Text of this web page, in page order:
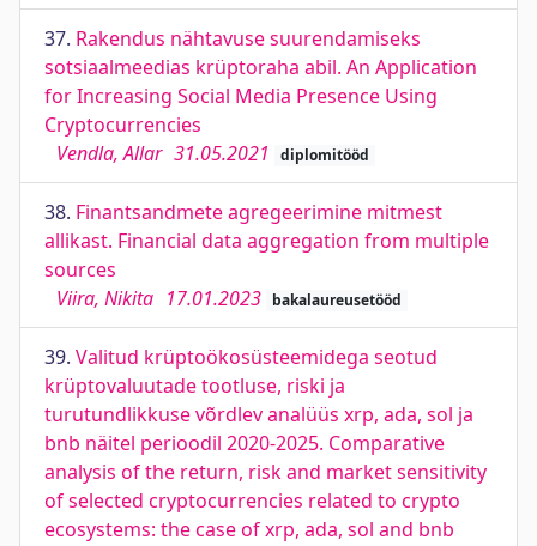
37. Rakendus nähtavuse suurendamiseks
sotsiaalmeedias krüptoraha abil. An Application
for Increasing Social Media Presence Using
Cryptocurrencies
Vendla, Allar 31.05.2021 diplomitööd
38. Finantsandmete agregeerimine mitmest
allikast. Financial data aggregation from multiple
sources
Viira, Nikita 17.01.2023 bakalaureusetööd
39. Valitud krüptoökosüsteemidega seotud
krüptovaluutade tootluse, riski ja
turutundlikkuse võrdlev analüüs xrp, ada, sol ja
bnb näitel perioodil 2020-2025. Comparative
analysis of the return, risk and market sensitivity
of selected cryptocurrencies related to crypto
ecosystems: the case of xrp, ada, sol and bnb